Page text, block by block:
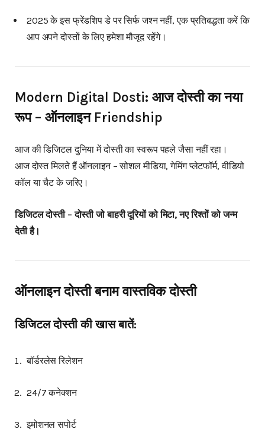
2025 के इस फ्रेंडशिप डे पर सिर्फ जश्न नहीं, एक प्रतिबद्धता करें कि
आप अपने दोस्तों के लिए हमेशा मौजूद रहेंगे।
Modern Digital Dosti: आज दोस्ती का नया
रूप – ऑनलाइन Friendship
आज की डिजिटल दुनिया में दोस्ती का स्वरूप पहले जैसा नहीं रहा।
आज दोस्त मिलते हैं ऑनलाइन – सोशल मीडिया, गेमिंग प्लेटफॉर्म, वीडियो
कॉल या चैट के जरिए।
डिजिटल दोस्ती – दोस्ती जो बाहरी दूरियों को मिटा, नए रिश्तों को जन्म
देती है।
ऑनलाइन दोस्ती बनाम वास्तविक दोस्ती
डिजिटल दोस्ती की खास बातें:
बॉर्डरलेस रिलेशन
24/7 कनेक्शन
इमोशनल सपोर्ट